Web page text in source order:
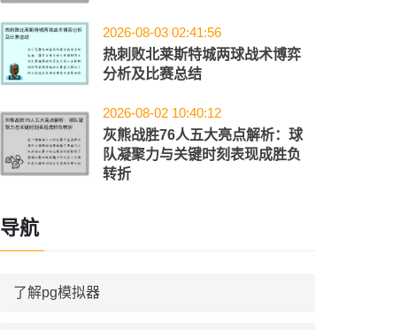
2026-08-03 02:41:56
热刺败北莱斯特城两球战术博弈
分析及比赛总结
2026-08-02 10:40:12
灰熊战胜76人五大亮点解析：球
队凝聚力与关键时刻表现成胜负
转折
导航
了解pg模拟器